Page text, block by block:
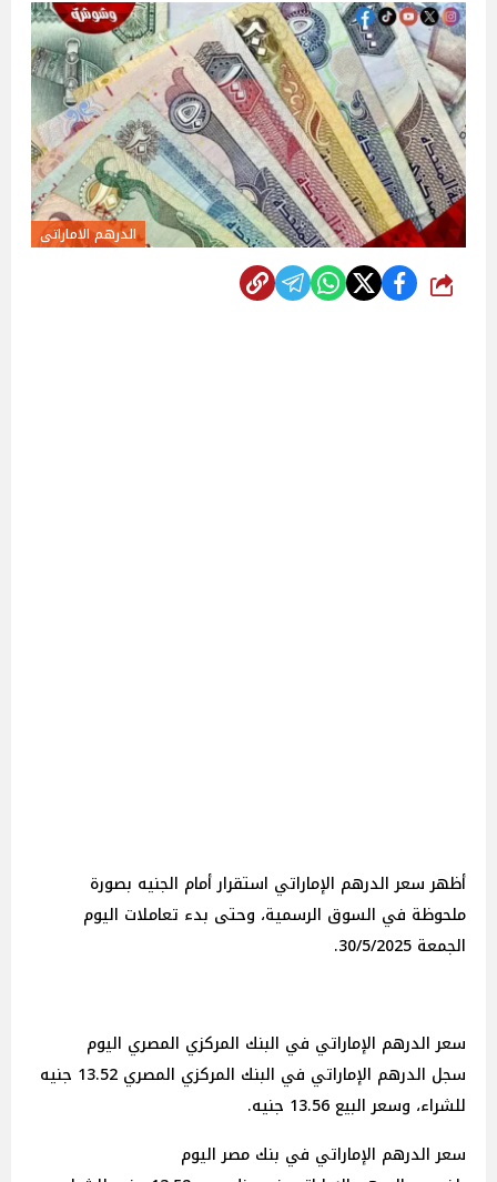
الدرهم الاماراتى
شارك
أظهر سعر الدرهم الإماراتي استقرار أمام الجنيه بصورة
ملحوظة في السوق الرسمية، وحتى بدء تعاملات اليوم
الجمعة 30/5/2025.
سعر الدرهم الإماراتي في البنك المركزي المصري اليوم
سجل الدرهم الإماراتي في البنك المركزي المصري 13.52 جنيه
للشراء، وسعر البيع 13.56 جنيه.
سعر الدرهم الإماراتي في بنك مصر اليوم